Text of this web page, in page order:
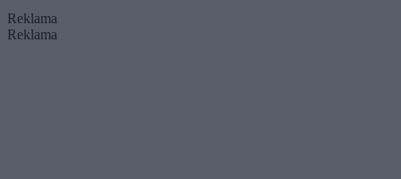
Reklama
Reklama